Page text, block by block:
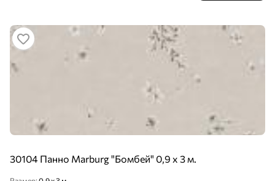
30104 Панно Marburg "Бомбей" 0,9 х 3 м.